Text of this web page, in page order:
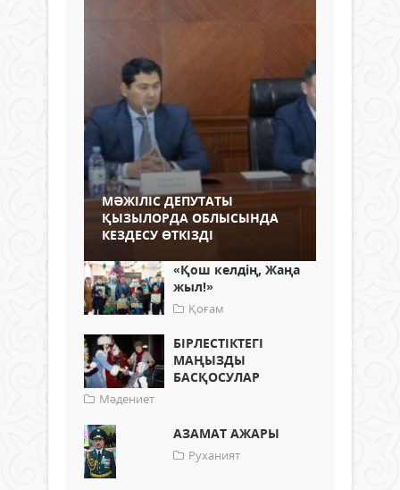
МӘЖІЛІС ДЕПУТАТЫ
ҚЫЗЫЛОРДА ОБЛЫСЫНДА
КЕЗДЕСУ ӨТКІЗДІ
«Қош келдің, Жаңа
жыл!»
Қоғам
БІРЛЕСТІКТЕГІ
МАҢЫЗДЫ
БАСҚОСУЛАР
Мәдениет
АЗАМАТ АЖАРЫ
Руханият